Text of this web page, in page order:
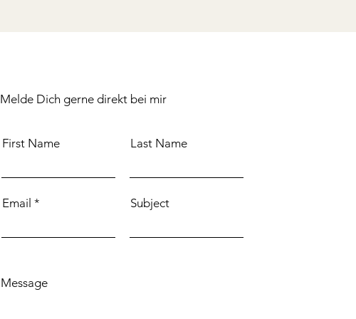
Melde Dich gerne direkt bei mir
First Name Last Name
Email Subject
Message